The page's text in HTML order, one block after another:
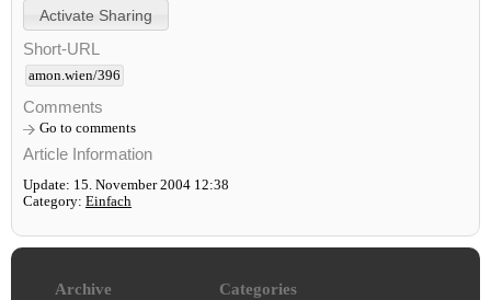
Short-URL
amon.wien/396
Comments
Go to comments
Article Information
Update: 15. November 2004 12:38
Category: Einfach
Archive
Categories